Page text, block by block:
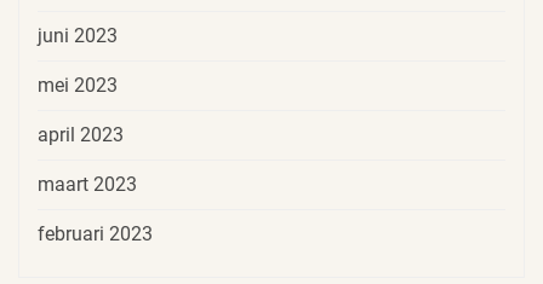
juni 2023
mei 2023
april 2023
maart 2023
februari 2023